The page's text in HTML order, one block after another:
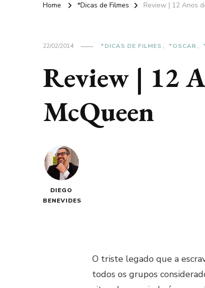
Home *Dicas de Filmes Review | 12 Anos
22/02/2014 *DICAS DE FILMES *OSCAR
Review | 12
McQueen
DIEGO
BENEVIDES
O triste legado que a
todos os grupos